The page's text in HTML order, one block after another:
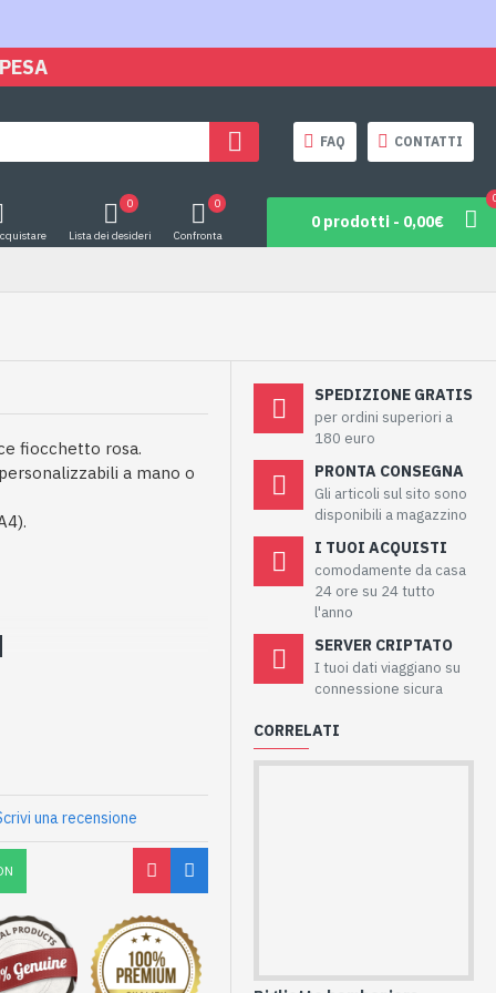
FAQ CONTATTI
Lista dei desideri
0
Confronta
0
0 prodotti - 0,00€
fiocchetto rosa.
a mano o
una recensione
SPEDIZIONE GRATIS
per ordini superiori a
180 euro
PRONTA CONSEGNA
Gli articoli sul sito sono
disponibili a magazzino
I TUOI ACQUISTI
comodamente da casa
24 ore su 24 tutto
l'anno
SERVER CRIPTATO
I tuoi dati viaggiano su
connessione sicura
CORRELATI